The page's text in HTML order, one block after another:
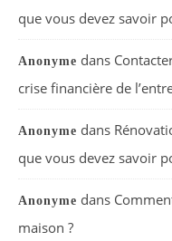
que vous devez savoir
Anonyme dans
crise financière de
Anonyme dans
que vous devez savoir
Anonyme dans
maison ?